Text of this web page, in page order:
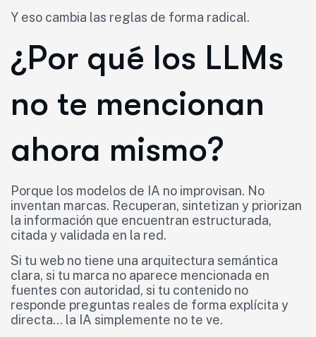
Y eso cambia las reglas de forma radical.
¿Por qué los LLMs
no te mencionan
ahora mismo?
Porque los modelos de IA no improvisan. No
inventan marcas. Recuperan, sintetizan y priorizan
la información que encuentran estructurada,
citada y validada en la red.
Si tu web no tiene una arquitectura semántica
clara, si tu marca no aparece mencionada en
fuentes con autoridad, si tu contenido no
responde preguntas reales de forma explícita y
directa… la IA simplemente no te ve.